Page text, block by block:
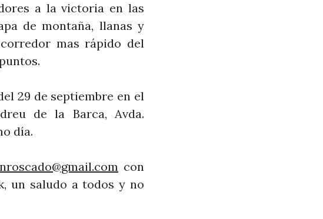
a la victoria en las
de montaña, llanas y
mas rápido del
de septiembre en el
de la Barca, Avda.
día.
con
un saludo a todos y no